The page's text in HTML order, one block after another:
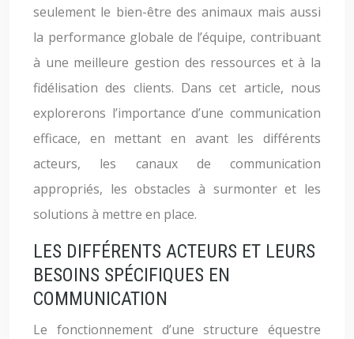
seulement le bien-être des animaux mais aussi
la performance globale de l’équipe, contribuant
à une meilleure gestion des ressources et à la
fidélisation des clients. Dans cet article, nous
explorerons l’importance d’une communication
efficace, en mettant en avant les différents
acteurs, les canaux de communication
appropriés, les obstacles à surmonter et les
solutions à mettre en place.
LES DIFFÉRENTS ACTEURS ET LEURS
BESOINS SPÉCIFIQUES EN
COMMUNICATION
Le fonctionnement d’une structure équestre